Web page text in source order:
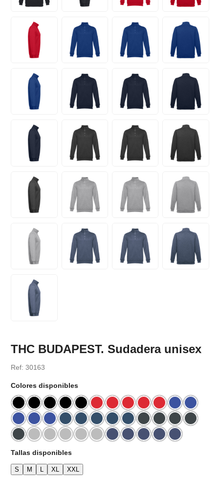
THC BUDAPEST. Sudadera unisex
Ref: 30163
Colores disponibles
Tallas disponibles
S M L XL XXL